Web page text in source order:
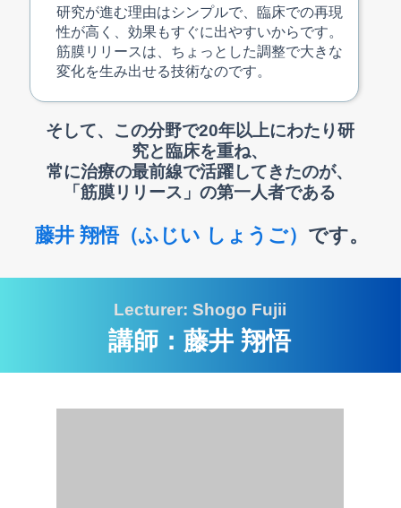
研究が進む理由はシンプルで、臨床での再現
性が高く、効果もすぐに出やすいからです。
筋膜リリースは、ちょっとした調整で大きな
変化を生み出せる技術なのです。
そして、この分野で20年以上にわたり研
究と臨床を重ね、
常に治療の最前線で活躍してきたのが、
「筋膜リリース」の第一人者である
藤井 翔悟（ふじい しょうご） です。
Lecturer: Shogo Fujii
講師：藤井 翔悟